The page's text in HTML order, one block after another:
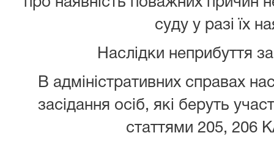
суду у разі їх
Наслідки неприбуття
В адміністративних справах
засідання осіб, які беруть
статтями 205, 206